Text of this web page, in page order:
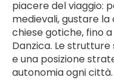
piacere del viaggio:
medievali, gustare
chiese gotiche, fino
Danzica. Le
e una posizione
autonomia ogni città.